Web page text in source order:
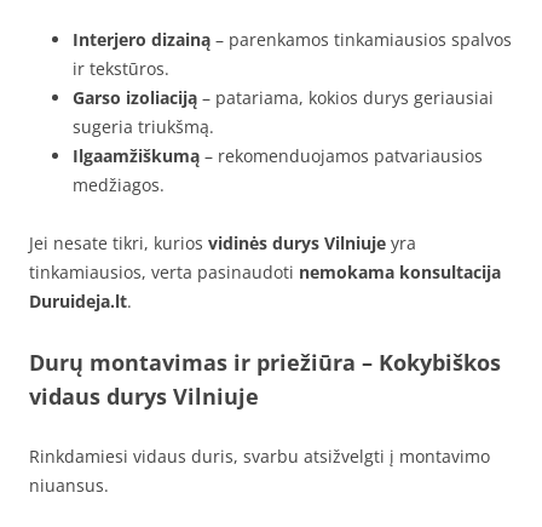
Interjero dizainą – parenkamos tinkamiausios spalvos
ir tekstūros.
Garso izoliaciją – patariama, kokios durys geriausiai
sugeria triukšmą.
Ilgaamžiškumą – rekomenduojamos patvariausios
medžiagos.
Jei nesate tikri, kurios vidinės durys Vilniuje yra
tinkamiausios, verta pasinaudoti nemokama konsultacija
Duruideja.lt.
Durų montavimas ir priežiūra – Kokybiškos
vidaus durys Vilniuje
Rinkdamiesi vidaus duris, svarbu atsižvelgti į montavimo
niuansus.